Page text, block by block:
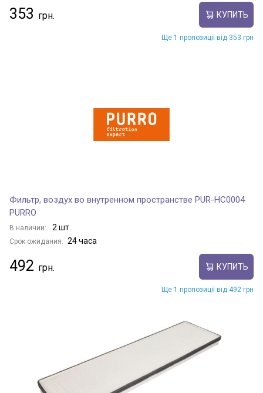
353 КУПИТЬ
Ще 1 пропозиції від 353 грн
Фильтр, воздух во внутренном пространстве PUR-HC0004
PURRO
В наличии: 2 шт.
Срок ожидания: 24 часа
492 КУПИТЬ
Ще 1 пропозиції від 492 грн